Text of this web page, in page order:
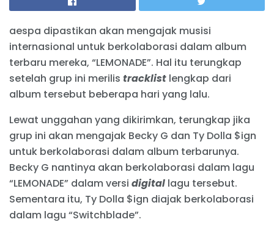
aespa dipastikan akan mengajak musisi
internasional untuk berkolaborasi dalam album
terbaru mereka, “LEMONADE”. Hal itu terungkap
setelah grup ini merilis tracklist lengkap dari
album tersebut beberapa hari yang lalu.
Lewat unggahan yang dikirimkan, terungkap jika
grup ini akan mengajak Becky G dan Ty Dolla $ign
untuk berkolaborasi dalam album terbarunya.
Becky G nantinya akan berkolaborasi dalam lagu
“LEMONADE” dalam versi digital lagu tersebut.
Sementara itu, Ty Dolla $ign diajak berkolaborasi
dalam lagu “Switchblade”.